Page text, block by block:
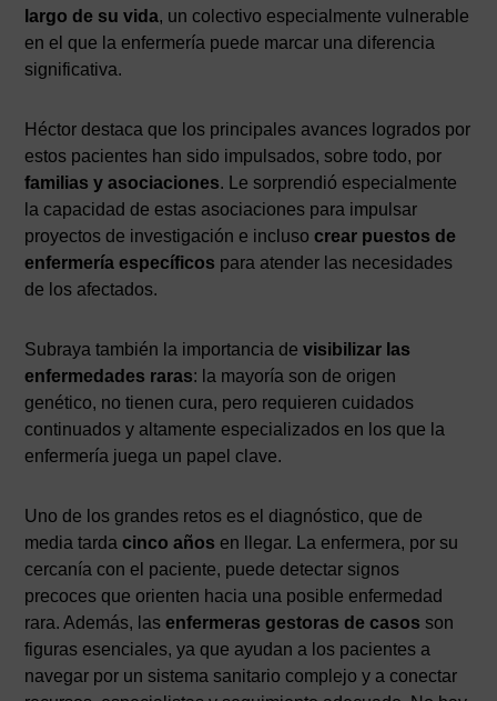
largo de su vida, un colectivo especialmente vulnerable
en el que la enfermería puede marcar una diferencia
significativa.
Héctor destaca que los principales avances logrados por
estos pacientes han sido impulsados, sobre todo, por
familias y asociaciones. Le sorprendió especialmente
la capacidad de estas asociaciones para impulsar
proyectos de investigación e inclusocrear puestos de
enfermería específicos para atender las necesidades
de los afectados.
Subraya también la importancia devisibilizar las
enfermedades raras: la mayoría son de origen
genético, no tienen cura, pero requieren cuidados
continuados y altamente especializados en los que la
enfermería juega un papel clave.
Uno de los grandes retos es el diagnóstico, que de
media tardacinco años en llegar. La enfermera, por su
cercanía con el paciente, puede detectar signos
precoces que orienten hacia una posible enfermedad
rara. Además, lasenfermeras gestoras de casos son
figuras esenciales, ya que ayudan a los pacientes a
navegar por un sistema sanitario complejo y a conectar